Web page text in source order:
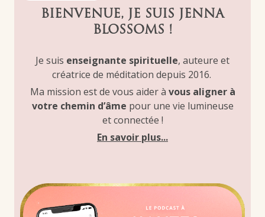
BIENVENUE, JE SUIS JENNA
BLOSSOMS !
Je suis enseignante spirituelle, auteure et
créatrice de méditation depuis 2016.
Ma mission est de vous aider à vous aligner à
votre chemin d’âme pour une vie lumineuse
et connectée !
En savoir plus...